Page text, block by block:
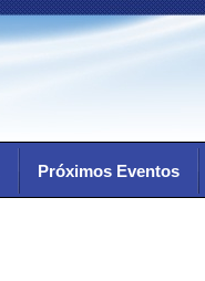
Próximos Eventos